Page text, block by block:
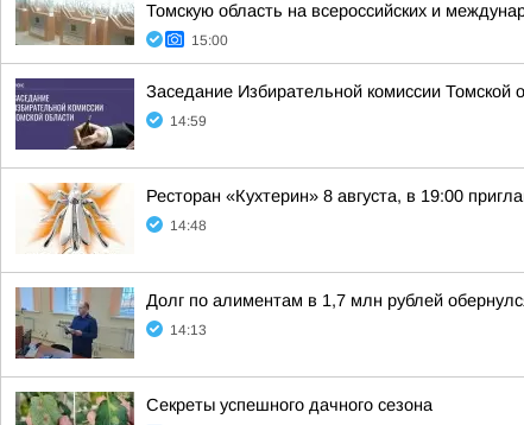
Томскую область на всероссийских и
15:00
Заседание Избирательной комиссии Томской
14:59
Ресторан «Кухтерин» 8 августа, в 19:00
14:48
Долг по алиментам в 1,7 млн рублей
14:13
Секреты успешного дачного сезона